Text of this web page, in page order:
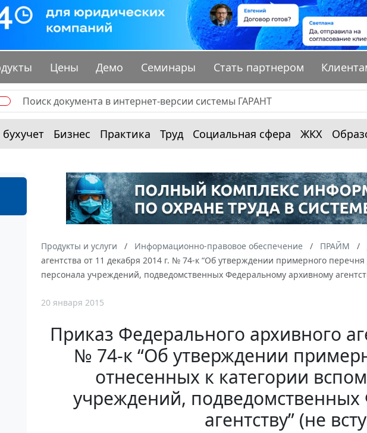
Цены Демо Семинары Стать партнером
Бизнес Практика Труд Социальная сфера ЖКХ
Продукты и услуги Информационно-правовое обеспечение ПРАЙМ
агентства от 11 декабря 2014 г. № 74-к “Об утверждении примерного
персонала учреждений, подведомственных Федеральному архивному
20 января 2015
Приказ Федерального архивного
№ 74-к “Об утверждении
отнесенных к категории
учреждений,
агентству” (не